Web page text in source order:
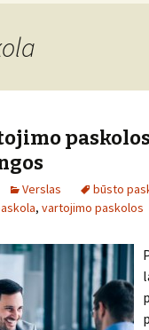
Verslas būsto
, vartojimo paskolos